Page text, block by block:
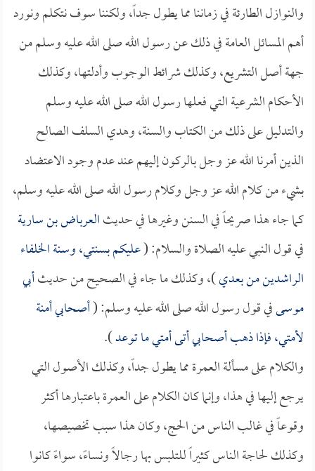
والنوازل الطارئة في زماننا مما يطول جداً، ولكننا سوف نتكلم ونورد
أهم المسائل العامة في ذلك عن رسول الله صلى الله عليه وسلم من
جهة أصل التشريع، وكذلك شرائط الوجوب وأدلتها، وكذلك
الأحكام الشرعية التي فعلها رسول الله صلى الله عليه وسلم
والتدليل على ذلك من الكتاب والسنة، وهدي السلف الصالح
الذين أمرنا الله عز وجل بالركون إليهم عند عدم وجود الاعتضاد
بشيء من كلام الله عز وجل وكلام رسول الله صلى الله عليه وسلم،
كما جاء هذا صريحاً في السنن وغيرها في حديثالعرباض بن سارية
في قول النبي عليه الصلاة والسلام: (عليكم بسنتي، وسنة الخلفاء
الراشدين من بعدي)، وكذلك ما جاء في الصحيح من حديثأبي
موسىفي قول رسول الله صلى الله عليه وسلم: (أصحابي أمنة
لأمتي، فإذا ذهب أصحابي أتى أمتي ما توعد).
والكلام على مسألة العمرة مما يطول جداً، وكذلك الأصول التي
يرجع إليها في هذا، وإنما كان الكلام على العمرة باعتبارها أكثر
وقوعاً في غالب الناس من الحج، وكان هذا سبب تخصيصها،
وكذلك لحاجة الناس كثيراً للتلبس بها رجالاً ونساءً، سواءً كانوا